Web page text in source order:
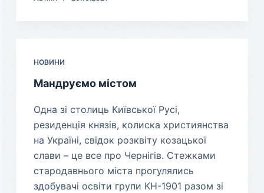
НОВИНИ
Мандруємо містом
Одна зі столиць Київської Русі,
резиденція князів, колиска християнства
на Україні, свідок розквіту козацької
слави – це все про Чернігів. Стежками
стародавнього міста прогулялись
здобувачі освіти групи КН-1901 разом зі